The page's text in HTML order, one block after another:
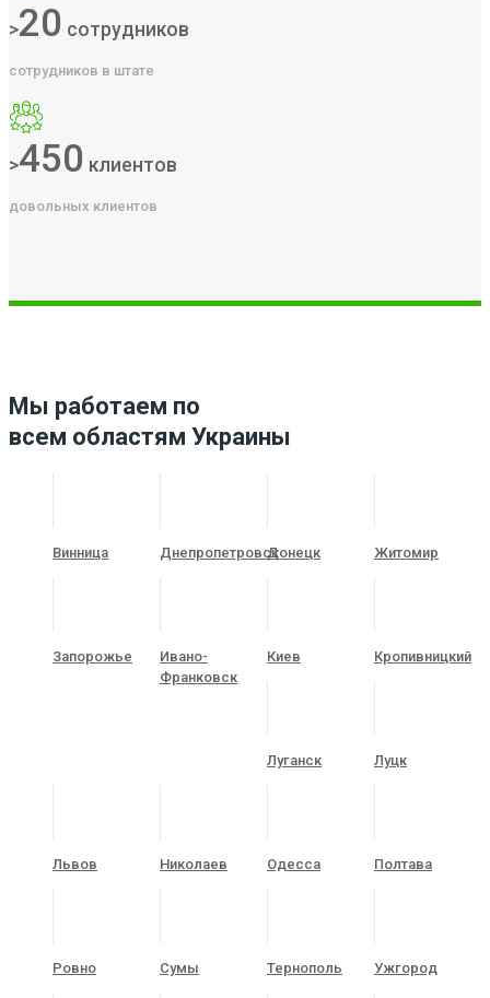
>20 сотрудников
сотрудников в штате
>450 клиентов
довольных клиентов
Мы работаем по
всем областям Украины
Винница ДнепропетровскДонецк Житомир
Запорожье
Ивано-
Франковск
Киев Кропивницкий
Луганск Луцк
Львов Николаев Одесса Полтава
Ровно Сумы Тернополь Ужгород